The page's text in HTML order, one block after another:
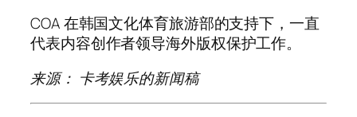
COA 在韩国文化体育旅游部的支持下，一直
代表内容创作者领导海外版权保护工作。
来源： 卡考娱乐的新闻稿